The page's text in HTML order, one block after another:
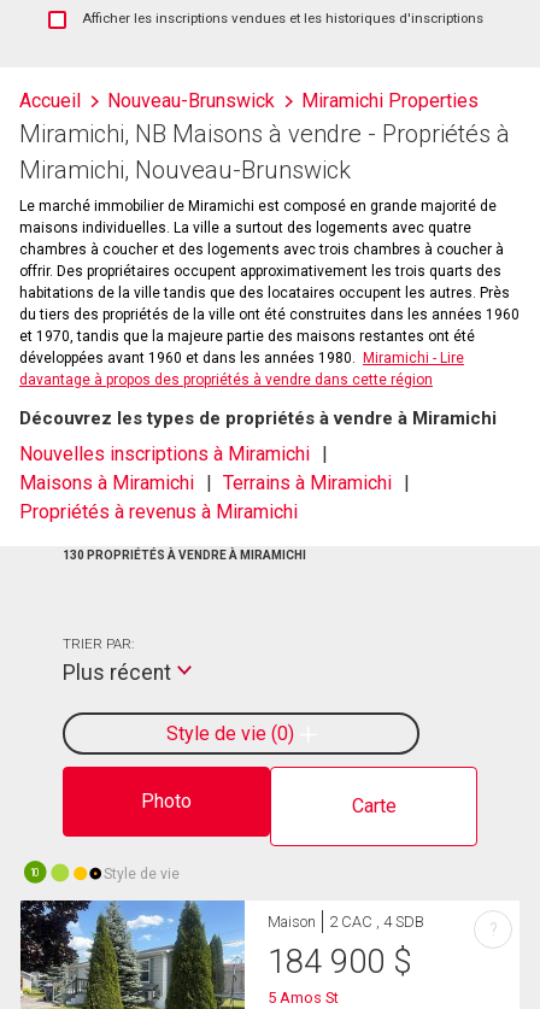
location
Afficher
et
les
historiques
d'inscriptions
Afficher les inscriptions vendues et les historiques d'inscriptions
Accueil Nouveau-Brunswick Miramichi Properties
Miramichi, NB Maisons à vendre - Propriétés à
Miramichi, Nouveau-Brunswick
Le marché immobilier de Miramichi est composé en grande majorité de
maisons individuelles. La ville a surtout des logements avec quatre
chambres à coucher et des logements avec trois chambres à coucher à
offrir. Des propriétaires occupent approximativement les trois quarts des
habitations de la ville tandis que des locataires occupent les autres. Près
du tiers des propriétés de la ville ont été construites dans les années 1960
et 1970, tandis que la majeure partie des maisons restantes ont été
développées avant 1960 et dans les années 1980.
Miramichi - Lire
davantage à propos des propriétés à vendre dans cette région
Découvrez les types de propriétés à vendre à Miramichi
Nouvelles inscriptions à Miramichi
Maisons à Miramichi
Terrains à Miramichi
Propriétés à revenus à Miramichi
130 PROPRIÉTÉS À VENDRE À MIRAMICHI
Photo Carte
Style de vie 0
TRIER PAR:
Plus récent
10 Style de vie
Maison 2 CAC , 4 SDB
184 900 $
5 Amos St
?